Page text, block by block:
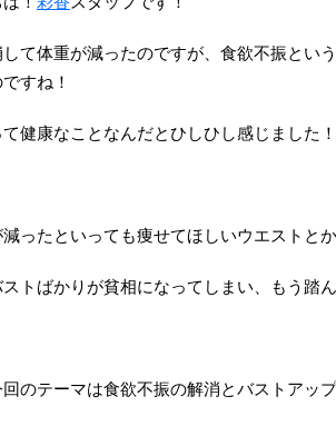
て体重が減ったのですが、食欲不振とい
すね！
健康なことなんだとひしひし感じました！
ったといっても痩せてほしいウエストと
トばかりが貧相になってしまい、もう踏
のテーマは食欲不振の解消とバストアッ